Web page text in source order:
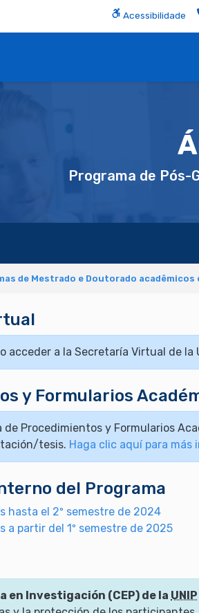
Acessibilidade
Programa de Pós-
de Mestrado e Doutorado
acceder a la Secretaría Virtual de la
y Formularios
de Procedimientos y Formularios
tesis. Haga clic aquí para más
del Programa
hasta el 2º semestre de 2024
a partir del 1º semestre de 2025
en Investigación (CEP) de la UNIP